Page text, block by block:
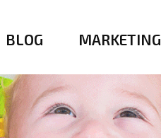
BLOG MARKETING